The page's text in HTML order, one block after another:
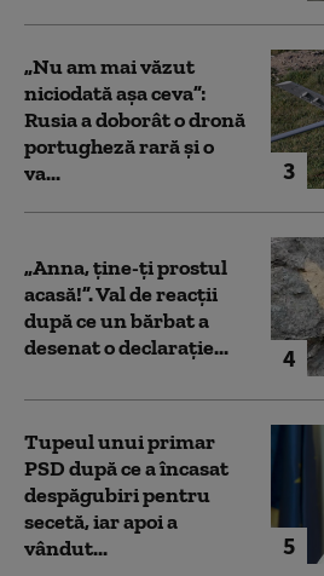
3
„Nu am mai văzut
niciodată așa ceva”:
Rusia a doborât o dronă
portugheză rară și o
va...
4
„Anna, ţine-ţi prostul
acasă!”. Val de reacții
după ce un bărbat a
desenat o declarație...
5
Tupeul unui primar
PSD după ce a încasat
despăgubiri pentru
secetă, iar apoi a
vândut...